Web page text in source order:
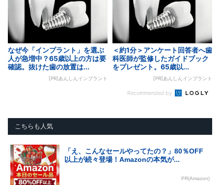
なぜ今「インプラント」を選ぶ
人が急増中？65歳以上の方は要
確認。抜けた歯の放置は...
[PR]あんしんインプラント
＜約1分＞アンケート回答者へ歯
科医師が監修したガイドブック
をプレゼント。65歳以...
[PR]あんしんインプラント
Recommended by
こちらも人気
「え、こんなセールやってたの？」80％OFF
以上が続々登場！Amazonの本気が...
PR(Amazon)